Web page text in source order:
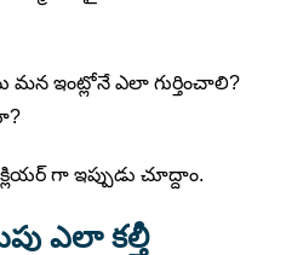
మన ఇంట్లోనే ఎలా గుర్తించాలి?
గా ఇప్పుడు చూద్దాం.
ఎలా కల్తీ